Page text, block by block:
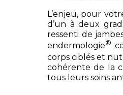
L’enjeu, pour
d’un à deux
ressenti de
endermologie®
corps ciblés et
cohérente de la
tous leurs soins